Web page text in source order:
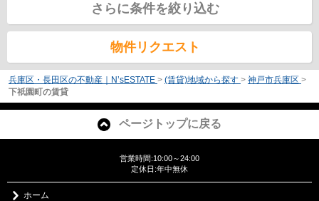
さらに条件を絞り込む
物件リクエスト
兵庫区・長田区の不動産｜N’sESTATE > (賃貸)地域から探す > 神戸市兵庫区 >
下祇園町の賃貸
ページトップに戻る
営業時間:10:00～24:00
定休日:年中無休
ホーム